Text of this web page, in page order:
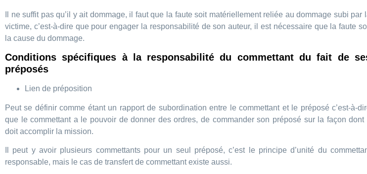
Il ne suffit pas qu’il y ait dommage, il faut que la faute soit matériellement reliée au dommage subi par
victime, c’est-à-dire que pour engager la responsabilité de son auteur, il est nécessaire que la faute
la cause du dommage.
Conditions spécifiques à la responsabilité du commettant du fait de
préposés
Lien de préposition
Peut se définir comme étant un rapport de subordination entre le commettant et le préposé c’est-à-
que le commettant a le pouvoir de donner des ordres, de commander son préposé sur la façon dont
doit accomplir la mission.
Il peut y avoir plusieurs commettants pour un seul préposé, c’est le principe d’unité du
responsable, mais le cas de transfert de commettant existe aussi.